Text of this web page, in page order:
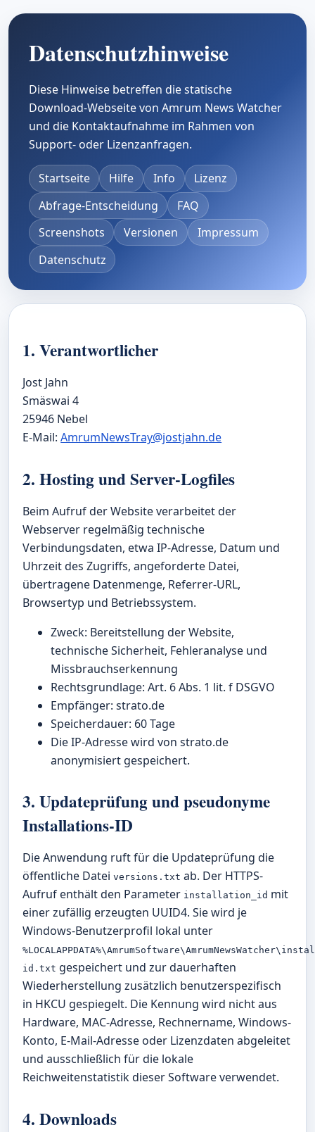
Datenschutzhinweise
Diese Hinweise betreffen die statische
Download-Webseite von Amrum News Watcher
und die Kontaktaufnahme im Rahmen von
Support- oder Lizenzanfragen.
Startseite Hilfe Info
Lizenz
Abfrage-Entscheidung
FAQ
Screenshots
Versionen
Impressum
Datenschutz
1. Verantwortlicher
Jost Jahn
Smäswai 4
25946 Nebel
E-Mail:AmrumNewsTray@jostjahn.de
2. Hosting und Server-Logfiles
Beim Aufruf der Website verarbeitet der
Webserver regelmäßig technische
Verbindungsdaten, etwa IP-Adresse, Datum und
Uhrzeit des Zugriffs, angeforderte Datei,
übertragene Datenmenge, Referrer-URL,
Browsertyp und Betriebssystem.
Zweck: Bereitstellung der Website,
technische Sicherheit, Fehleranalyse und
Missbrauchserkennung
Rechtsgrundlage: Art. 6 Abs. 1 lit. f DSGVO
Empfänger: strato.de
Speicherdauer: 60 Tage
Die IP-Adresse wird von strato.de
anonymisiert gespeichert.
3. Updateprüfung und pseudonyme
Installations-ID
Die Anwendung ruft für die Updateprüfung die
öffentliche Dateiversions.txt ab. Der HTTPS-
Aufruf enthält den Parameter installation_id mit
einer zufällig erzeugten UUID4. Sie wird je
Windows-Benutzerprofil lokal unter
id.txt gespeichert und zur dauerhaften
Wiederherstellung zusätzlich benutzerspezifisch
in HKCU gespiegelt. Die Kennung wird nicht aus
Hardware, MAC-Adresse, Rechnername, Windows-
Konto, E-Mail-Adresse oder Lizenzdaten abgeleitet
und ausschließlich für die lokale
Reichweitenstatistik dieser Software verwendet.
4. Downloads